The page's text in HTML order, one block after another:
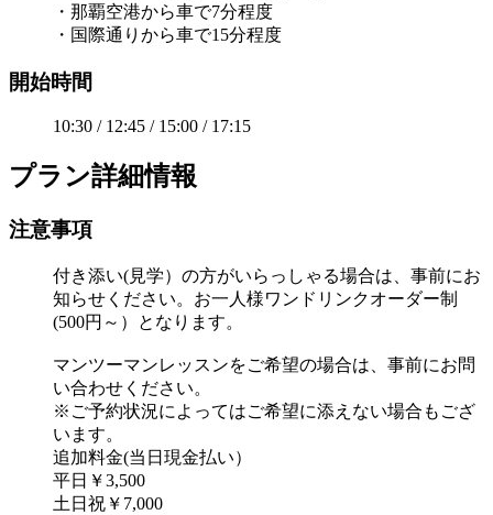
・那覇空港から車で7分程度
・国際通りから車で15分程度
開始時間
10:30 / 12:45 / 15:00 / 17:15
プラン詳細情報
注意事項
付き添い(見学）の方がいらっしゃる場合は、事前にお
知らせください。お一人様ワンドリンクオーダー制
(500円～）となります。
マンツーマンレッスンをご希望の場合は、事前にお問
い合わせください。
※ご予約状況によってはご希望に添えない場合もござ
います。
追加料金(当日現金払い）
平日￥3,500
土日祝￥7,000